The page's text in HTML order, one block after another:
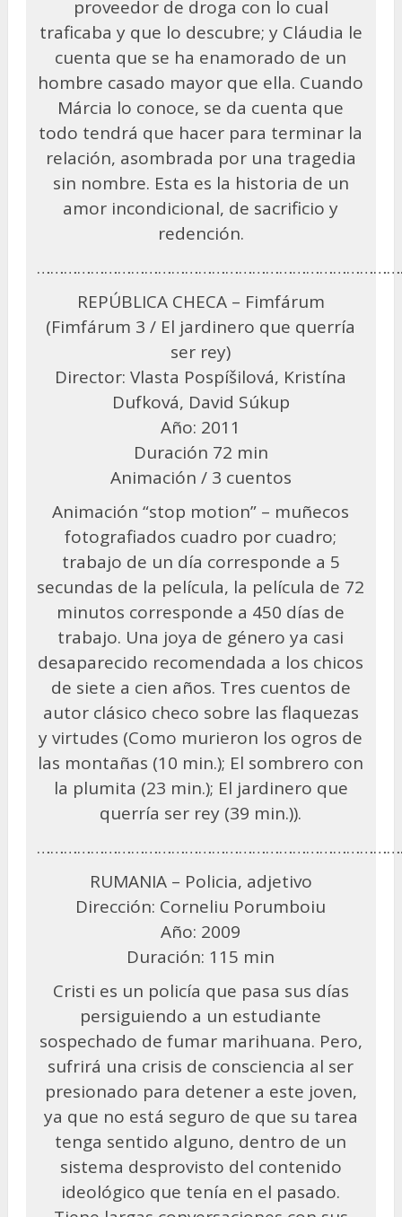
proveedor de droga con lo cual
traficaba y que lo descubre; y Cláudia le
cuenta que se ha enamorado de un
hombre casado mayor que ella. Cuando
Márcia lo conoce, se da cuenta que
todo tendrá que hacer para terminar la
relación, asombrada por una tragedia
sin nombre. Esta es la historia de un
amor incondicional, de sacrificio y
redención.
REPÚBLICA CHECA – Fimfárum
(Fimfárum 3 / El jardinero que querría
ser rey)
Director: Vlasta Pospíšilová, Kristína
Dufková, David Súkup
Año: 2011
Duración 72 min
Animación / 3 cuentos
Animación “stop motion” – muñecos
fotografiados cuadro por cuadro;
trabajo de un día corresponde a 5
secundas de la película, la película de 72
minutos corresponde a 450 días de
trabajo. Una joya de género ya casi
desaparecido recomendada a los chicos
de siete a cien años. Tres cuentos de
autor clásico checo sobre las flaquezas
y virtudes (Como murieron los ogros de
las montañas (10 min.); El sombrero con
la plumita (23 min.); El jardinero que
querría ser rey (39 min.)).
RUMANIA – Policia, adjetivo
Dirección: Corneliu Porumboiu
Año: 2009
Duración: 115 min
Cristi es un policía que pasa sus días
persiguiendo a un estudiante
sospechado de fumar marihuana. Pero,
sufrirá una crisis de consciencia al ser
presionado para detener a este joven,
ya que no está seguro de que su tarea
tenga sentido alguno, dentro de un
sistema desprovisto del contenido
ideológico que tenía en el pasado.